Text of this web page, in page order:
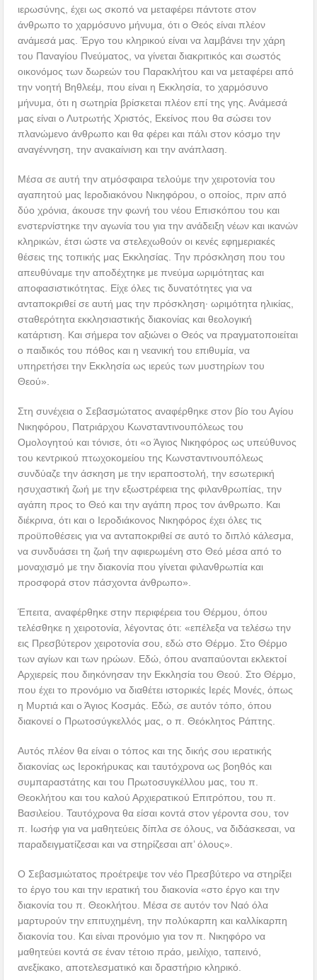
ιερωσύνης, έχει ως σκοπό να μεταφέρει πάντοτε στον
άνθρωπο το χαρμόσυνο μήνυμα, ότι ο Θεός είναι πλέον
ανάμεσά μας. Έργο του κληρικού είναι να λαμβάνει την χάρη
του Παναγίου Πνεύματος, να γίνεται διακριτικός και σωστός
οικονόμος των δωρεών του Παρακλήτου και να μεταφέρει από
την νοητή Βηθλεέμ, που είναι η Εκκλησία, το χαρμόσυνο
μήνυμα, ότι η σωτηρία βρίσκεται πλέον επί της γης. Ανάμεσά
μας είναι ο Λυτρωτής Χριστός, Εκείνος που θα σώσει τον
πλανώμενο άνθρωπο και θα φέρει και πάλι στον κόσμο την
αναγέννηση, την ανακαίνιση και την ανάπλαση.
Μέσα σε αυτή την ατμόσφαιρα τελούμε την χειροτονία του
αγαπητού μας Ιεροδιακόνου Νικηφόρου, ο οποίος, πριν από
δύο χρόνια, άκουσε την φωνή του νέου Επισκόπου του και
ενστερνίστηκε την αγωνία του για την ανάδειξη νέων και ικανών
κληρικών, έτσι ώστε να στελεχωθούν οι κενές εφημεριακές
θέσεις της τοπικής μας Εκκλησίας. Την πρόσκληση που του
απευθύναμε την αποδέχτηκε με πνεύμα ωριμότητας και
αποφασιστικότητας. Είχε όλες τις δυνατότητες για να
ανταποκριθεί σε αυτή μας την πρόσκληση∙ ωριμότητα ηλικίας,
σταθερότητα εκκλησιαστικής διακονίας και θεολογική
κατάρτιση. Και σήμερα τον αξιώνει ο Θεός να πραγματοποιείται
ο παιδικός του πόθος και η νεανική του επιθυμία, να
υπηρετήσει την Εκκλησία ως ιερεύς των μυστηρίων του
Θεού».
Στη συνέχεια ο Σεβασμώτατος αναφέρθηκε στον βίο του Αγίου
Νικηφόρου, Πατριάρχου Κωνσταντινουπόλεως του
Ομολογητού και τόνισε, ότι «ο Άγιος Νικηφόρος ως υπεύθυνος
του κεντρικού πτωχοκομείου της Κωνσταντινουπόλεως
συνδύαζε την άσκηση με την ιεραποστολή, την εσωτερική
ησυχαστική ζωή με την εξωστρέφεια της φιλανθρωπίας, την
αγάπη προς το Θεό και την αγάπη προς τον άνθρωπο. Και
διέκρινα, ότι και ο Ιεροδιάκονος Νικηφόρος έχει όλες τις
προϋποθέσεις για να ανταποκριθεί σε αυτό το διπλό κάλεσμα,
να συνδυάσει τη ζωή την αφιερωμένη στο Θεό μέσα από το
μοναχισμό με την διακονία που γίνεται φιλανθρωπία και
προσφορά στον πάσχοντα άνθρωπο».
Έπειτα, αναφέρθηκε στην περιφέρεια του Θέρμου, όπου
τελέσθηκε η χειροτονία, λέγοντας ότι: «επέλεξα να τελέσω την
εις Πρεσβύτερον χειροτονία σου, εδώ στο Θέρμο. Στο Θέρμο
των αγίων και των ηρώων. Εδώ, όπου αναπαύονται εκλεκτοί
Αρχιερείς που διηκόνησαν την Εκκλησία του Θεού. Στο Θέρμο,
που έχει το προνόμιο να διαθέτει ιστορικές Ιερές Μονές, όπως
η Μυρτιά και ο Άγιος Κοσμάς. Εδώ, σε αυτόν τόπο, όπου
διακονεί ο Πρωτοσύγκελλός μας, ο π. Θεόκλητος Ράπτης.
Αυτός πλέον θα είναι ο τόπος και της δικής σου ιερατικής
διακονίας ως Ιεροκήρυκας και ταυτόχρονα ως βοηθός και
συμπαραστάτης και του Πρωτοσυγκέλλου μας, του π.
Θεοκλήτου και του καλού Αρχιερατικού Επιτρόπου, του π.
Βασιλείου. Ταυτόχρονα θα είσαι κοντά στον γέροντα σου, τον
π. Ιωσήφ για να μαθητεύεις δίπλα σε όλους, να διδάσκεσαι, να
παραδειγματίζεσαι και να στηρίζεσαι απ’ όλους».
Ο Σεβασμιώτατος προέτρεψε τον νέο Πρεσβύτερο να στηρίξει
το έργο του και την ιερατική του διακονία «στο έργο και την
διακονία του π. Θεοκλήτου. Μέσα σε αυτόν τον Ναό όλα
μαρτυρούν την επιτυχημένη, την πολύκαρπη και καλλίκαρπη
διακονία του. Και είναι προνόμιο για τον π. Νικηφόρο να
μαθητεύει κοντά σε έναν τέτοιο πράο, μειλίχιο, ταπεινό,
ανεξίκακο, αποτελεσματικό και δραστήριο κληρικό.